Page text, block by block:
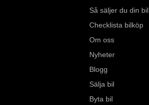
Så säljer du din bil
Checklista bilköp
Om oss
Nyheter
Blogg
Sälja bil
Byta bil